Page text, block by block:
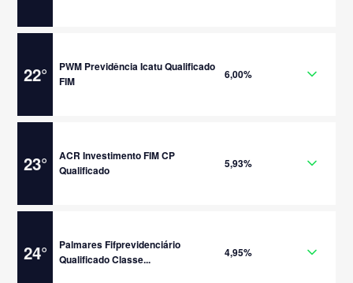
22°
PWM Previdência Icatu Qualificado
FIM
6,00%
23°
ACR Investimento FIM CP
Qualificado
5,93%
24°
Palmares Fifprevidenciário
Qualificado Classe...
4,95%